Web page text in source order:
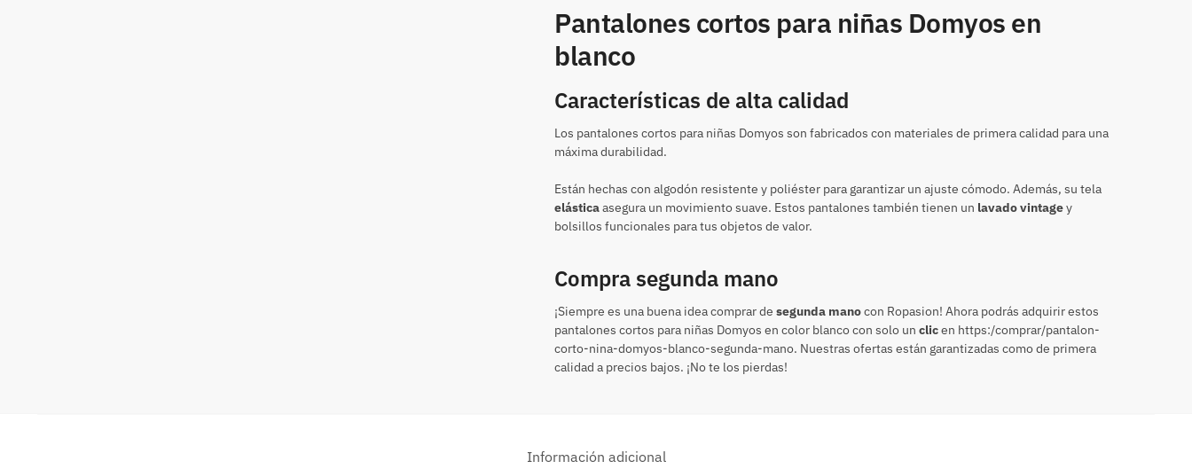
Pantalones cortos para niñas Domyos en
blanco
Características de alta calidad
Los pantalones cortos para niñas Domyos son fabricados con materiales de primera calidad para una
máxima durabilidad.
Están hechas con algodón resistente y poliéster para garantizar un ajuste cómodo. Además, su tela
elásticaasegura un movimiento suave. Estos pantalones también tienen un lavado vintagey
bolsillos funcionales para tus objetos de valor.
Compra segunda mano
¡Siempre es una buena idea comprar desegunda manocon Ropasion! Ahora podrás adquirir estos
pantalones cortos para niñas Domyos en color blanco con solo unclicen https:/comprar/pantalon-
corto-nina-domyos-blanco-segunda-mano. Nuestras ofertas están garantizadas como de primera
calidad a precios bajos. ¡No te los pierdas!
Información adicional